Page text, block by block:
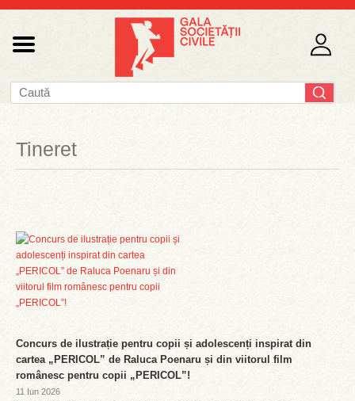
Tineret
Concurs de ilustrație pentru copii și adolescenți inspirat din
cartea „PERICOL” de Raluca Poenaru și din viitorul film
românesc pentru copii „PERICOL”!
11 Iun 2026